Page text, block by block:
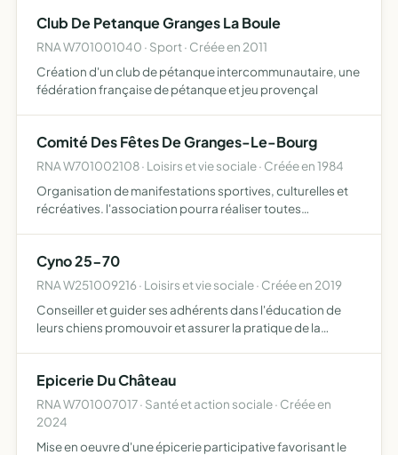
Club De Petanque Granges La Boule
RNA W701001040 · Sport · Créée en 2011
Création d'un club de pétanque intercommunautaire, une
fédération française de pétanque et jeu provençal
Comité Des Fêtes De Granges-Le-Bourg
RNA W701002108 · Loisirs et vie sociale · Créée en 1984
Organisation de manifestations sportives, culturelles et
récréatives. l'association pourra réaliser toutes
fédérations o…
Cyno 25-70
RNA W251009216 · Loisirs et vie sociale · Créée en 2019
Conseiller et guider ses adhérents dans l'éducation de
leurs chiens promouvoir et assurer la pratique de la
Epicerie Du Château
RNA W701007017 · Santé et action sociale · Créée en
2024
Mise en oeuvre d'une épicerie participative favorisant le